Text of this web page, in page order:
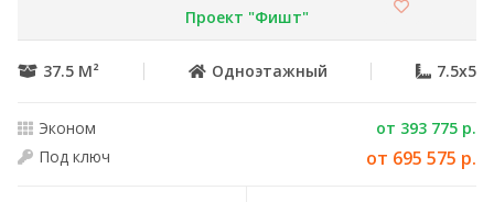
Проект "Фишт"
37.5 М² Одноэтажный 7.5x5
Эконом
от 393 775 р.
Под ключ
от 695 575 р.